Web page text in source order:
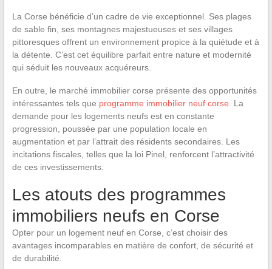
La Corse bénéficie d’un cadre de vie exceptionnel. Ses plages
de sable fin, ses montagnes majestueuses et ses villages
pittoresques offrent un environnement propice à la quiétude et à
la détente. C’est cet équilibre parfait entre nature et modernité
qui séduit les nouveaux acquéreurs.
En outre, le marché immobilier corse présente des opportunités
intéressantes tels que programme immobilier neuf corse . La
demande pour les logements neufs est en constante
progression, poussée par une population locale en
augmentation et par l’attrait des résidents secondaires. Les
incitations fiscales, telles que la loi Pinel, renforcent l’attractivité
de ces investissements.
Les atouts des programmes
immobiliers neufs en Corse
Opter pour un logement neuf en Corse, c’est choisir des
avantages incomparables en matière de confort, de sécurité et
de durabilité.